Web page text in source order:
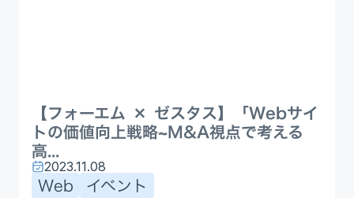
【フォーエム × ゼスタス】「Webサイ
トの価値向上戦略~M&A視点で考える
高...
2023.11.08
Web イベント